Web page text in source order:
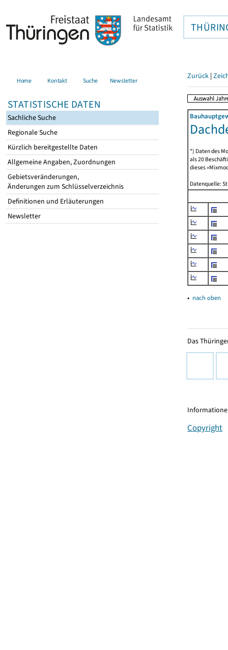
Home Kontakt Suche Newsletter
STATISTISCHE DATEN
Sachliche Suche
Regionale Suche
Kürzlich bereitgestellte Daten
Allgemeine Angaben, Zuordnungen
Gebietsveränderungen,
Änderungen zum Schlüsselverzeichnis
Definitionen und Erläuterungen
Newsletter
Zurück |
*) Daten des
als 20
dieses
Datenquelle:
▴ nach oben
Das
Copyright